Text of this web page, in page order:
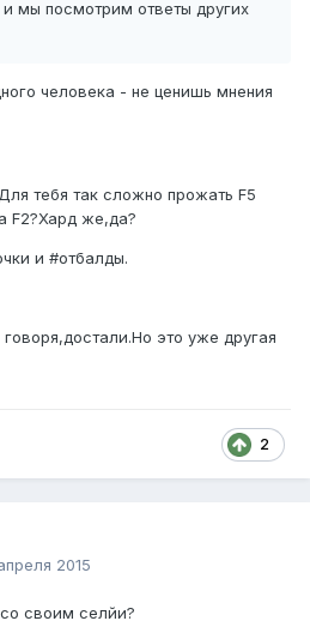
мы посмотрим ответы других
человека - не ценишь мнения
тебя так сложно прожать F5
F2?Хард же,да?
и #отбалды.
это уже другая
2
2015
своим селйи?